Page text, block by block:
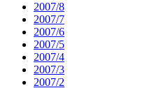
2007/8
2007/7
2007/6
2007/5
2007/4
2007/3
2007/2